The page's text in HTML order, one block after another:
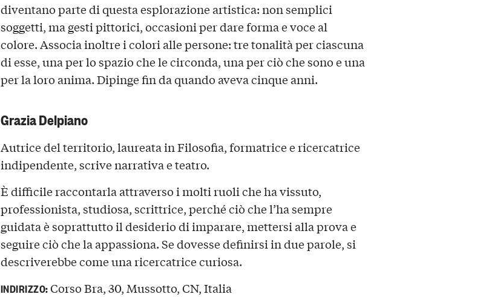
diventano parte di questa esplorazione artistica: non semplici
soggetti, ma gesti pittorici, occasioni per dare forma e voce al
colore. Associa inoltre i colori alle persone: tre tonalità per ciascuna
di esse, una per lo spazio che le circonda, una per ciò che sono e una
per la loro anima. Dipinge fin da quando aveva cinque anni.
Grazia Delpiano
Autrice del territorio, laureata in Filosofia, formatrice e ricercatrice
indipendente, scrive narrativa e teatro.
È difficile raccontarla attraverso i molti ruoli che ha vissuto,
professionista, studiosa, scrittrice, perché ciò che l’ha sempre
guidata è soprattutto il desiderio di imparare, mettersi alla prova e
seguire ciò che la appassiona. Se dovesse definirsi in due parole, si
descriverebbe come una ricercatrice curiosa.
INDIRIZZO:Corso Bra, 30, Mussotto, CN, Italia